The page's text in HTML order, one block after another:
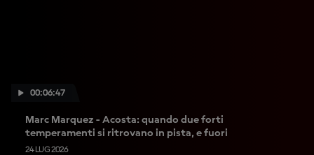
00:06:47
Marc Marquez - Acosta: quando due forti
temperamenti si ritrovano in pista, e fuori
24 LUG 2026